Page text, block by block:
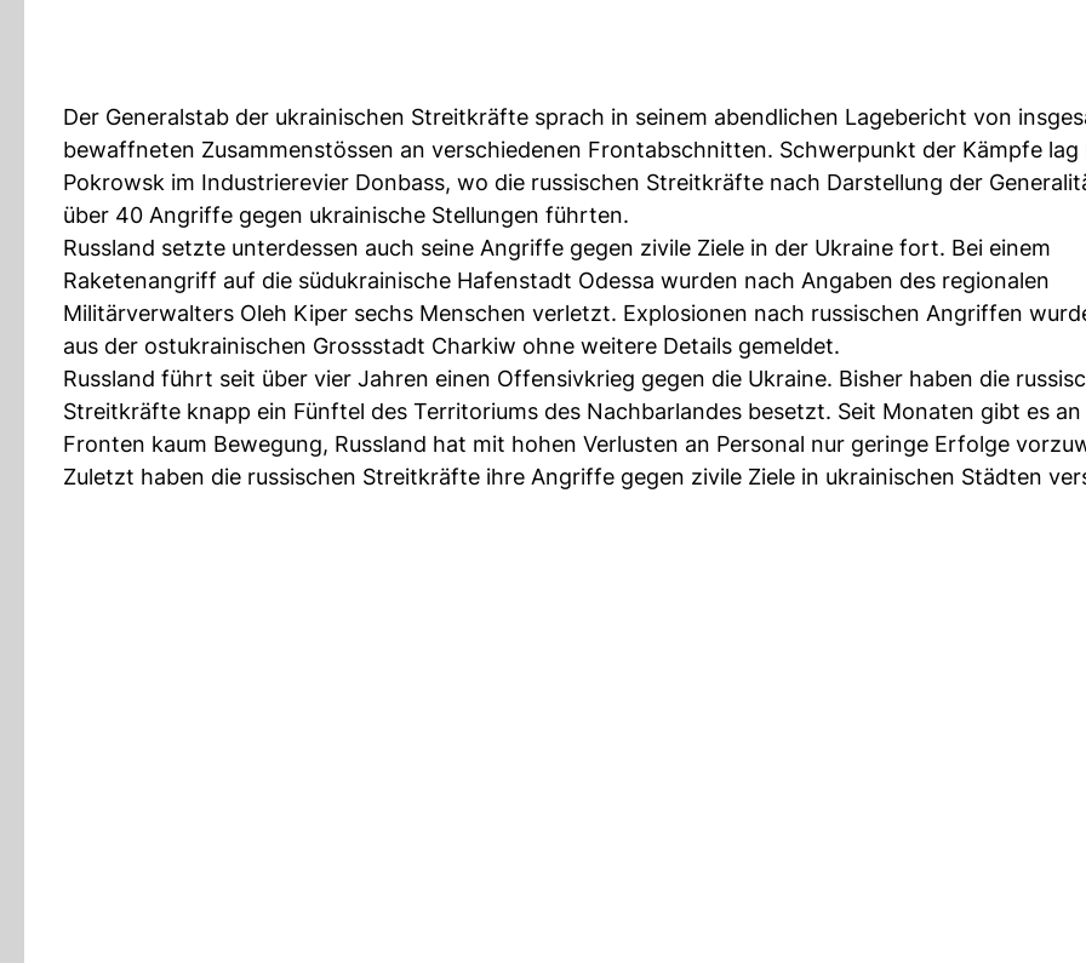
Der Generalstab der ukrainischen Streitkräfte sprach in seinem abendlichen Lagebericht von
bewaffneten Zusammenstössen an verschiedenen Frontabschnitten. Schwerpunkt der Kämpfe lag
Pokrowsk im Industrierevier Donbass, wo die russischen Streitkräfte nach Darstellung der
über 40 Angriffe gegen ukrainische Stellungen führten.
Russland setzte unterdessen auch seine Angriffe gegen zivile Ziele in der Ukraine fort. Bei einem
Raketenangriff auf die südukrainische Hafenstadt Odessa wurden nach Angaben des regionalen
Militärverwalters Oleh Kiper sechs Menschen verletzt. Explosionen nach russischen Angriffen
aus der ostukrainischen Grossstadt Charkiw ohne weitere Details gemeldet.
Russland führt seit über vier Jahren einen Offensivkrieg gegen die Ukraine. Bisher haben die
Streitkräfte knapp ein Fünftel des Territoriums des Nachbarlandes besetzt. Seit Monaten gibt es an
Fronten kaum Bewegung, Russland hat mit hohen Verlusten an Personal nur geringe Erfolge
Zuletzt haben die russischen Streitkräfte ihre Angriffe gegen zivile Ziele in ukrainischen Städten